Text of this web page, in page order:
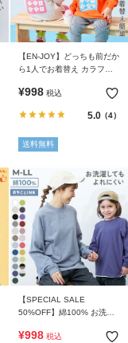
【EN-JOY】どっちも前だか
ら1人でお着替え カラフル
¥998 税込
5.0（4）
送料無料
【SPECIAL SALE
50%OFF】綿100% お洗濯
ルエット 袖リブ 大人 長袖T
¥998 税込